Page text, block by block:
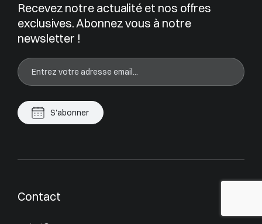
Recevez notre actualité et nos offres
exclusives. Abonnez vous à notre
newsletter !
S'abonner
Contact